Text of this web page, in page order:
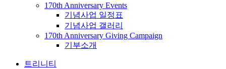
170th Anniversary Events
기념사업 일정표
기념사업 갤러리
170th Anniversary Giving Campaign
기부소개
트리니티